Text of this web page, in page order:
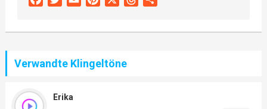
Verwandte Klingeltöne
Erika